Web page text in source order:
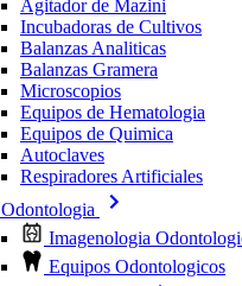
Agitador de Mazini
Incubadoras de Cultivos
Balanzas Analiticas
Balanzas Gramera
Microscopios
Equipos de Hematologia
Equipos de Quimica
Autoclaves
Respiradores Artificiales
Odontologia
Imagenologia
Equipos Odontologicos